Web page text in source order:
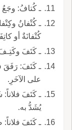
ـ كُتافُ: وجَعُ
ـ كُتْفانُ
كُتْفانَةٌ أو
ـ كَتَفَ
ـ كَتَفَ: رَفَقَ
على الآخَرِ.
ـ كَتَفَ
يُشَدُّ به.
ـ كَتَفَ